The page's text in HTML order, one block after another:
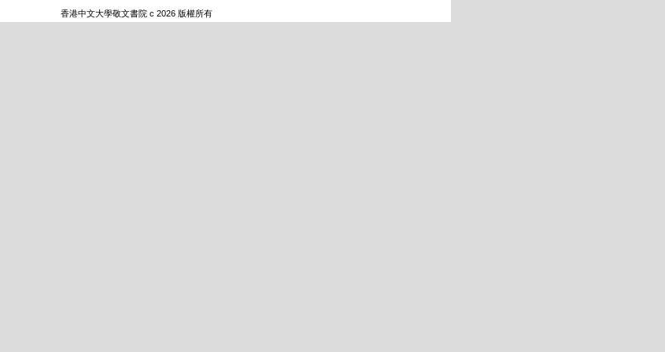
香港中文大學敬文書院 c 2026 版權所有